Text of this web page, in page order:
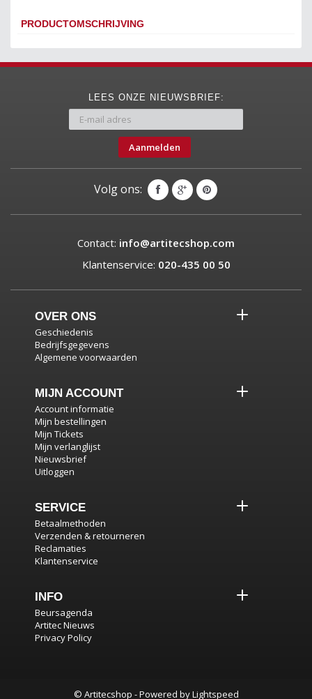
PRODUCTOMSCHRIJVING
LEES ONZE NIEUWSBRIEF:
Aanmelden
Volg ons:
Contact: info@artitecshop.com
Klantenservice: 020-435 00 50
OVER ONS
Geschiedenis
Bedrijfsgegevens
Algemene voorwaarden
MIJN ACCOUNT
Account informatie
Mijn bestellingen
Mijn Tickets
Mijn verlanglijst
Nieuwsbrief
Uitloggen
SERVICE
Betaalmethoden
Verzenden & retourneren
Reclamaties
Klantenservice
INFO
Beursagenda
Artitec Nieuws
Privacy Policy
© Artitecshop - Powered byLightspeed